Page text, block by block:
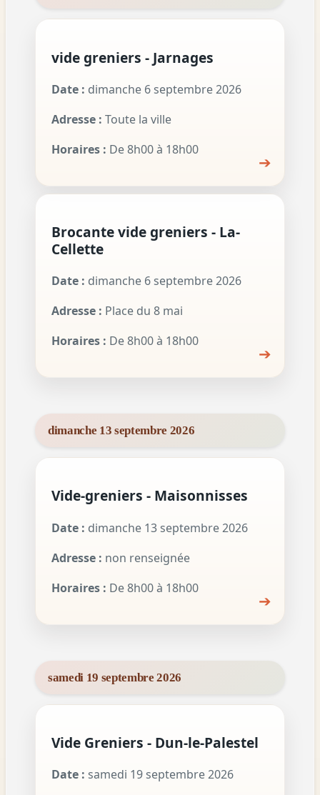
vide greniers - Jarnages
Date : dimanche 6 septembre 2026
Adresse : Toute la ville
Horaires : De 8h00 à 18h00
➔
Brocante vide greniers - La-
Cellette
Date : dimanche 6 septembre 2026
Adresse : Place du 8 mai
Horaires : De 8h00 à 18h00
➔
dimanche 13 septembre 2026
Vide-greniers - Maisonnisses
Date : dimanche 13 septembre 2026
Adresse : non renseignée
Horaires : De 8h00 à 18h00
➔
samedi 19 septembre 2026
Vide Greniers - Dun-le-Palestel
Date : samedi 19 septembre 2026